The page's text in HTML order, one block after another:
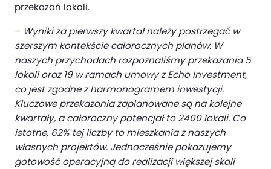
przekazań lokali.
– Wyniki za pierwszy kwartał należy postrzegać w
szerszym kontekście całorocznych planów. W
naszych przychodach rozpoznaliśmy przekazania 5
lokali oraz 19 w ramach umowy z Echo Investment,
co jest zgodne z harmonogramem inwestycji.
Kluczowe przekazania zaplanowane są na kolejne
kwartały, a całoroczny potencjał to 2400 lokali. Co
istotne, 62% tej liczby to mieszkania z naszych
własnych projektów. Jednocześnie pokazujemy
gotowość operacyjną do realizacji większej skali